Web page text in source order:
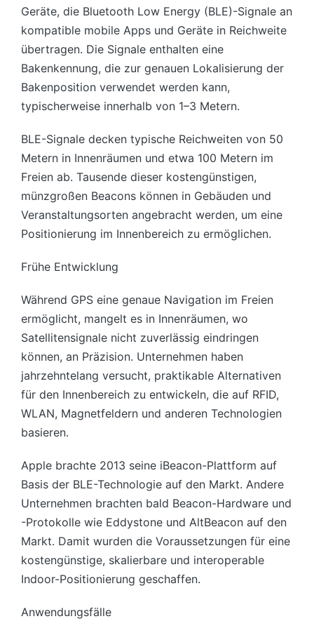
Geräte, die Bluetooth Low Energy (BLE)-Signale an
kompatible mobile Apps und Geräte in Reichweite
übertragen. Die Signale enthalten eine
Bakenkennung, die zur genauen Lokalisierung der
Bakenposition verwendet werden kann,
typischerweise innerhalb von 1–3 Metern.
BLE-Signale decken typische Reichweiten von 50
Metern in Innenräumen und etwa 100 Metern im
Freien ab. Tausende dieser kostengünstigen,
münzgroßen Beacons können in Gebäuden und
Veranstaltungsorten angebracht werden, um eine
Positionierung im Innenbereich zu ermöglichen.
Frühe Entwicklung
Während GPS eine genaue Navigation im Freien
ermöglicht, mangelt es in Innenräumen, wo
Satellitensignale nicht zuverlässig eindringen
können, an Präzision. Unternehmen haben
jahrzehntelang versucht, praktikable Alternativen
für den Innenbereich zu entwickeln, die auf RFID,
WLAN, Magnetfeldern und anderen Technologien
basieren.
Apple brachte 2013 seine iBeacon-Plattform auf
Basis der BLE-Technologie auf den Markt. Andere
Unternehmen brachten bald Beacon-Hardware und
-Protokolle wie Eddystone und AltBeacon auf den
Markt. Damit wurden die Voraussetzungen für eine
kostengünstige, skalierbare und interoperable
Indoor-Positionierung geschaffen.
Anwendungsfälle